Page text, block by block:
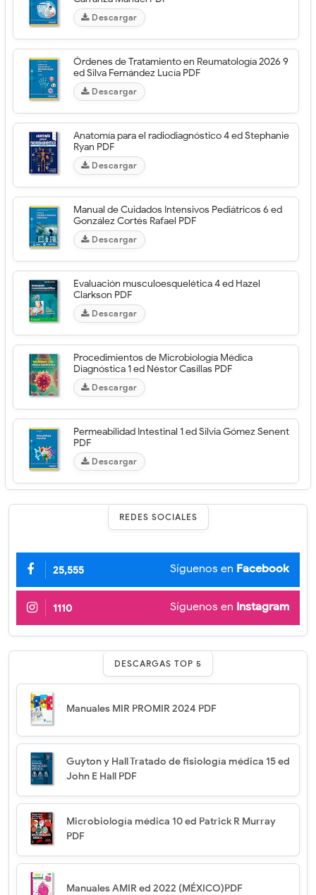
Descargar
Órdenes de Tratamiento en Reumatología 2026 9
ed Silva Fernández Lucía PDF
Descargar
Anatomía para el radiodiagnóstico 4 ed Stephanie
Ryan PDF
Descargar
Manual de Cuidados Intensivos Pediátricos 6 ed
González Cortés Rafael PDF
Descargar
Evaluación musculoesquelética 4 ed Hazel
Clarkson PDF
Descargar
Procedimientos de Microbiología Médica
Diagnóstica 1 ed Néstor Casillas PDF
Descargar
Permeabilidad Intestinal 1 ed Silvia Gómez Senent
PDF
Descargar
REDES SOCIALES
25,555 Síguenos en Facebook
1110 Síguenos en Instagram
DESCARGAS TOP 5
Manuales MIR PROMIR 2024 PDF
Guyton y Hall Tratado de fisiología médica 15 ed
John E Hall PDF
Microbiología médica 10 ed Patrick R Murray
PDF
Manuales AMIR ed 2022 (MÉXICO)PDF